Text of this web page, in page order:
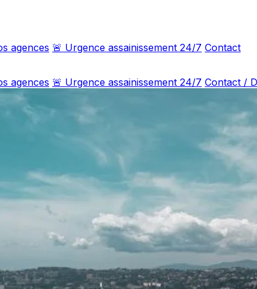
agences 🚨 Urgence assainissement 24/7 Contact
agences 🚨 Urgence assainissement 24/7 Contact /